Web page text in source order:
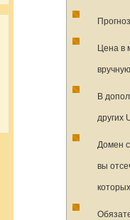
Цена в
В
других
Домен
вы